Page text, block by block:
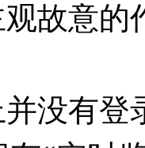
故意的
没有登